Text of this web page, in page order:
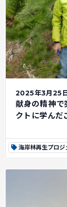
2025年3月25
献身の精神で
クトに学ん
海岸林再生プロジ